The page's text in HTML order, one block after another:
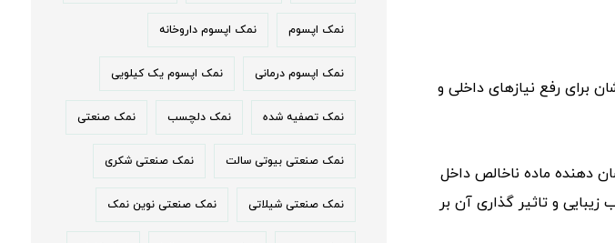
برای رفع نیازهای داخلی و
دهنده ماده ناخالص داخل
و تاثیر گذاری آن بر
نمک اپسوم نمک اپسوم داروخانه
نمک اپسوم درمانی نمک اپسوم یک کیلویی
نمک تصفیه شده نمک دلچسب نمک صنعتی
نمک صنعتی بیوتی سالت نمک صنعتی شکری
نمک صنعتی شیلاتی نمک صنعتی نوین نمک